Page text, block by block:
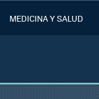
MEDICINA Y SALUD